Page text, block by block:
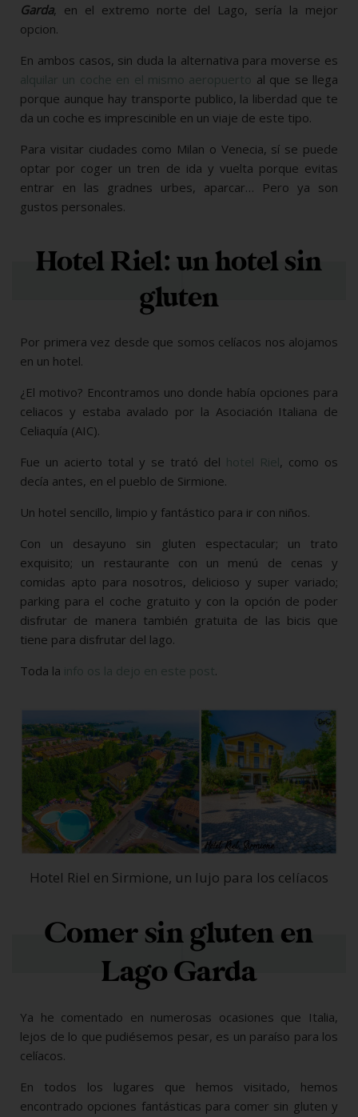
Garda, en el extremo norte del Lago, sería la mejor
opcion.
En ambos casos, sin duda la alternativa para moverse es
alquilar un coche en el mismo aeropuerto al que se llega
porque aunque hay transporte publico, la liberdad que te
da un coche es imprescinible en un viaje de este tipo.
Para visitar ciudades como Milan o Venecia, sí se puede
optar por coger un tren de ida y vuelta porque evitas
entrar en las gradnes urbes, aparcar… Pero ya son
gustos personales.
Hotel Riel: un hotel sin
gluten
Por primera vez desde que somos celíacos nos alojamos
en un hotel.
¿El motivo? Encontramos uno donde había opciones para
celiacos y estaba avalado por la Asociación Italiana de
Celiaquía (AIC).
Fue un acierto total y se trató del hotel Riel, como os
decía antes, en el pueblo de Sirmione.
Un hotel sencillo, limpio y fantástico para ir con niños.
Con un desayuno sin gluten espectacular; un trato
exquisito; un restaurante con un menú de cenas y
comidas apto para nosotros, delicioso y super variado;
parking para el coche gratuito y con la opción de poder
disfrutar de manera también gratuita de las bicis que
tiene para disfrutar del lago.
Toda la info os la dejo en este post.
Hotel Riel en Sirmione, un lujo para los celíacos
Comer sin gluten en
Lago Garda
Ya he comentado en numerosas ocasiones que Italia,
lejos de lo que pudiésemos pesar, es un paraíso para los
celíacos.
En todos los lugares que hemos visitado, hemos
encontrado opciones fantásticas para comer sin gluten y